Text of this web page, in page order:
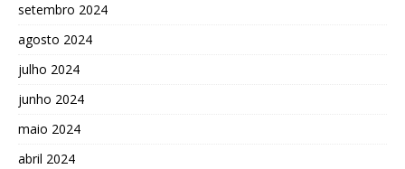
setembro 2024
agosto 2024
julho 2024
junho 2024
maio 2024
abril 2024